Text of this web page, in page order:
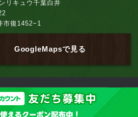
リキュウ千葉白井
市復1452−1
GoogleMapsで見る
運営会社
English
ブホテル ゼン リキュウ千葉白井